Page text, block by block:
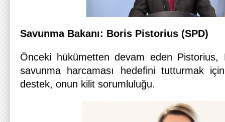
Savunma Bakanı: Boris Pistorius (SPD)
Önceki hükümetten devam eden Pistorius,
savunma harcaması hedefini tutturmak
destek, onun kilit sorumluluğu.